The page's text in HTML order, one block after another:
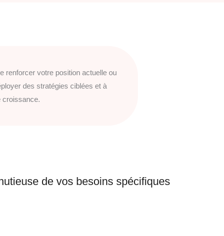
renforcer votre position actuelle ou
des stratégies ciblées et à
croissance.
de vos besoins spécifiques